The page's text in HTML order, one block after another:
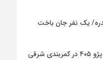
۳فوتی در واژگونی و آتش‌سوزی پژو ۴۰۵ در کمربندی شرقی